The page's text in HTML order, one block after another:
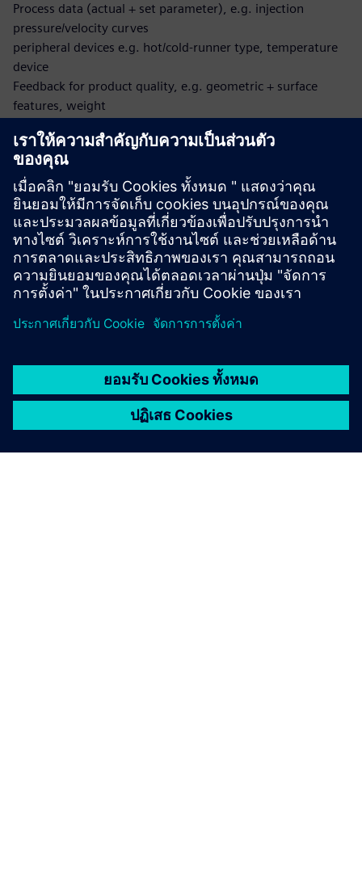
Process data (actual + set parameter), e.g. injection
pressure/velocity curves
peripheral devices e.g. hot/cold-runner type, temperature
device
Feedback for product quality, e.g. geometric + surface
features, weight
boundaries
Mapping between each of the above-mentioned data
sources
Connectivity: encrypted outbound traffic to cloud backend
via HTTPS
Siemens Industrial Edge Device installed in machine
network with plus10 app